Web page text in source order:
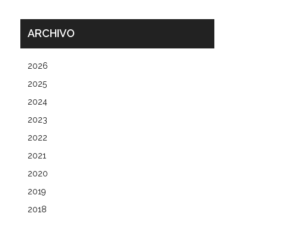
ARCHIVO
2026
2025
2024
2023
2022
2021
2020
2019
2018